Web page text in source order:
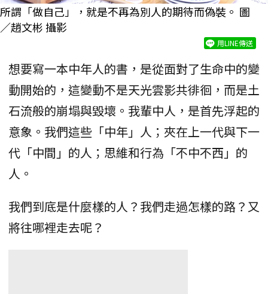
所謂「做自己」，就是不再為別人的期待而偽裝。 圖
／趙文彬 攝影
用LINE傳送
想要寫一本中年人的書，是從面對了生命中的變
動開始的，這變動不是天光雲影共徘徊，而是土
石流般的崩塌與毀壞。我輩中人，是首先浮起的
意象。我們這些「中年」人；夾在上一代與下一
代「中間」的人；思維和行為「不中不西」的
人。
我們到底是什麼樣的人？我們走過怎樣的路？又
將往哪裡走去呢？